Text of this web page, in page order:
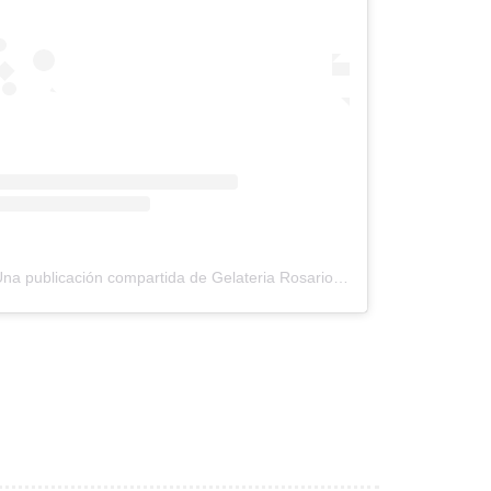
Una publicación compartida de Gelateria Rosario • Artisan Ice Cream (@gelateria_rosario_)